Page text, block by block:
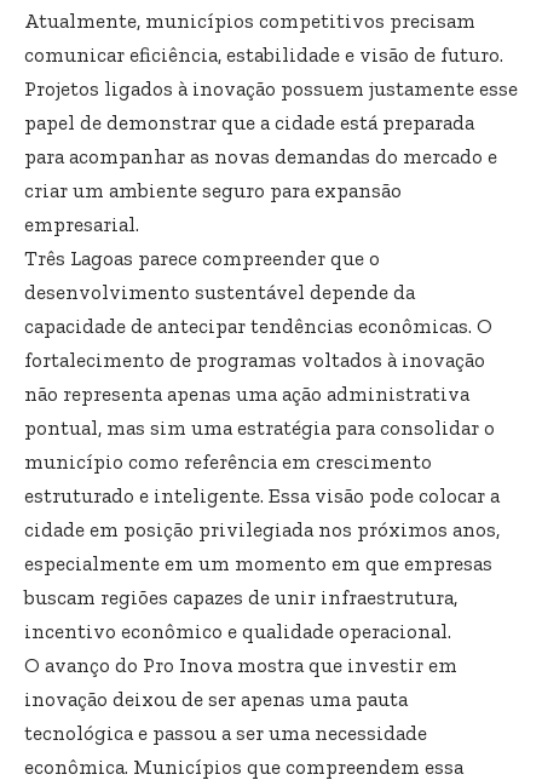
Atualmente, municípios competitivos precisam
comunicar eficiência, estabilidade e visão de futuro.
Projetos ligados à inovação possuem justamente esse
papel de demonstrar que a cidade está preparada
para acompanhar as novas demandas do mercado e
criar um ambiente seguro para expansão
empresarial.
Três Lagoas parece compreender que o
desenvolvimento sustentável depende da
capacidade de antecipar tendências econômicas. O
fortalecimento de programas voltados à inovação
não representa apenas uma ação administrativa
pontual, mas sim uma estratégia para consolidar o
município como referência em crescimento
estruturado e inteligente. Essa visão pode colocar a
cidade em posição privilegiada nos próximos anos,
especialmente em um momento em que empresas
buscam regiões capazes de unir infraestrutura,
incentivo econômico e qualidade operacional.
O avanço do Pro Inova mostra que investir em
inovação deixou de ser apenas uma pauta
tecnológica e passou a ser uma necessidade
econômica. Municípios que compreendem essa